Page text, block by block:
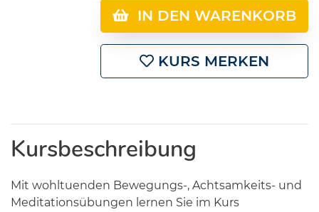
IN DEN WARENKORB
KURS MERKEN
Kursbeschreibung
Mit wohltuenden Bewegungs-, Achtsamkeits- und
Meditationsübungen lernen Sie im Kurs